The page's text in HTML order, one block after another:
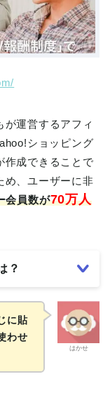
が運営するアフィ
ショッピング
作成できることで
め、ユーザーに非
会員数が70万人
？
はかせ
に貼
わせ